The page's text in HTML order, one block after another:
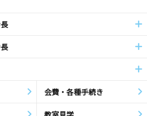
会費・各種手続き